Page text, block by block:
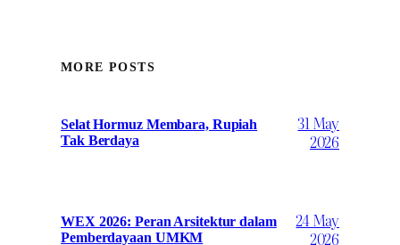
MORE POSTS
Selat Hormuz Membara, Rupiah
Tak Berdaya
31 May
2026
WEX 2026: Peran Arsitektur dalam
Pemberdayaan UMKM
24 May
2026